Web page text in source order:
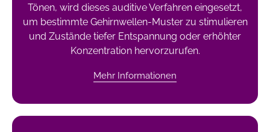
Tönen, wird dieses auditive Verfahren eingesetzt,
um bestimmte Gehirnwellen-Muster zu stimulieren
und Zustände tiefer Entspannung oder erhöhter
Konzentration hervorzurufen.
Mehr Informationen